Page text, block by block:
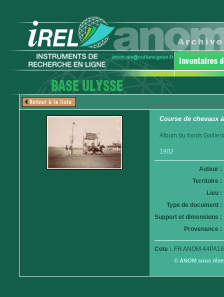
Course de chevaux
Album du fonds
1902
Auteur :
Territoire :
Lieu :
Type de document :
Support et dimensions :
Provenance :
Cote : FR ANOM
© ANOM sous